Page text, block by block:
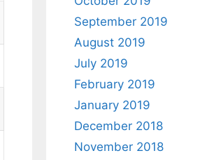
September 2019
August 2019
July 2019
February 2019
January 2019
December 2018
November 2018